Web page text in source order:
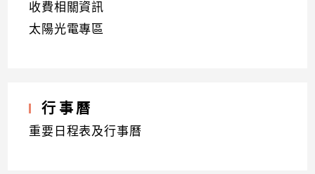
收費相關資訊
太陽光電專區
行事曆
重要日程表及行事曆